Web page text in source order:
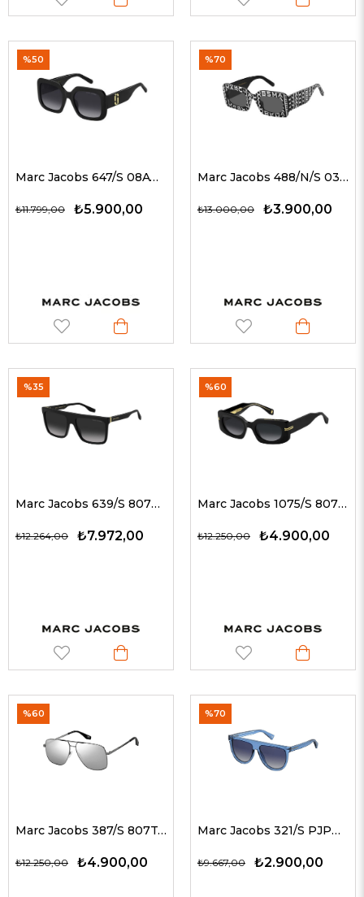
Marc Jacobs 647/S 08AWJ 53 G Kadın Güneş Gözlükleri
₺5.900,00
₺11.799,00
%50
Marc Jacobs 488/N/S 03KIR 51 G Kadın Güneş Gözlükleri
₺3.900,00
₺13.000,00
%70
Marc Jacobs 639/S 8079O 57 Unisex Güneş Gözlükleri
₺7.972,00
₺12.264,00
%35
Marc Jacobs 1075/S 8079O 50 G Kadın Güneş Gözlükleri
₺4.900,00
₺12.250,00
%60
Marc Jacobs 387/S 807T4 60 G Unisex Güneş Gözlükleri
₺4.900,00
₺12.250,00
%60
Marc Jacobs 321/S PJPUY 57 G Kadın Güneş Gözlükleri
₺2.900,00
₺9.667,00
%70